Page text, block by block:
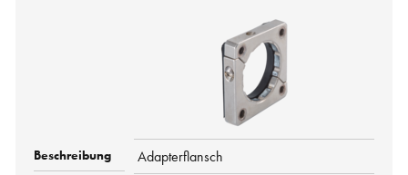
Adapterflansch